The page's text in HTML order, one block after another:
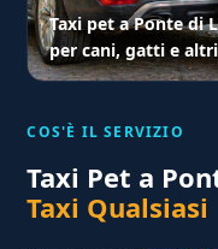
Taxi pet a Ponte di
per cani, gatti e
COS'È IL SERVIZIO
Taxi Pet a
Taxi Qualsiasi